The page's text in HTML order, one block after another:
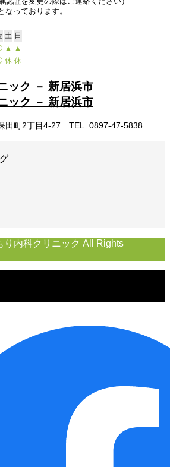
っております。
土 日
▲ ▲
休 休
田町2丁目4-27 TEL. 0897-47-5838
内科クリニック All Rights